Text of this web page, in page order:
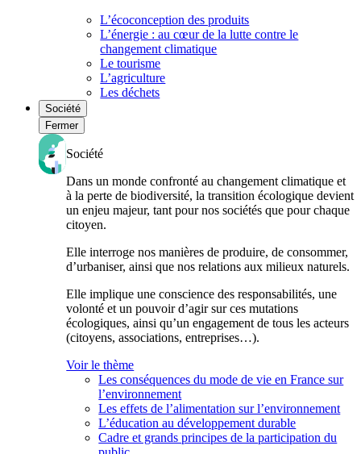
L’écoconception des produits
L’énergie : au cœur de la lutte contre le
changement climatique
Le tourisme
L’agriculture
Les déchets
Société
Fermer
Société
Dans un monde confronté au changement climatique et
à la perte de biodiversité, la transition écologique devient
un enjeu majeur, tant pour nos sociétés que pour chaque
citoyen.
Elle interroge nos manières de produire, de consommer,
d’urbaniser, ainsi que nos relations aux milieux naturels.
Elle implique une conscience des responsabilités, une
volonté et un pouvoir d’agir sur ces mutations
écologiques, ainsi qu’un engagement de tous les acteurs
(citoyens, associations, entreprises…).
Voir le thème
Les conséquences du mode de vie en France sur
l’environnement
Les effets de l’alimentation sur l’environnement
L’éducation au développement durable
Cadre et grands principes de la participation du